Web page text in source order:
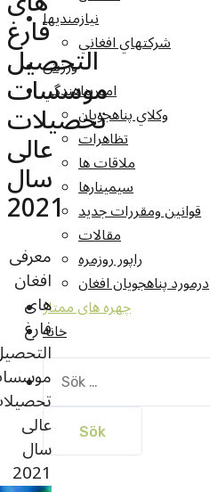
نيازمنديها
شرکتهاي افغاني
ورزش
امورپناهندگي
وکلاي پناهجويان
تظاهرات
ملاقات ها
سيمينارها
قوانين ومقررات جديد
مقالات
راپور روزمره
درمورد پناهجويان افغان
چهره های ممتاز
خانه
efter:
فارغ
التحصیل
موسسات
تحصیلات
عالی
سال
2021
معرفی
افغان
‌های
فارغ
عالی
سال
2021